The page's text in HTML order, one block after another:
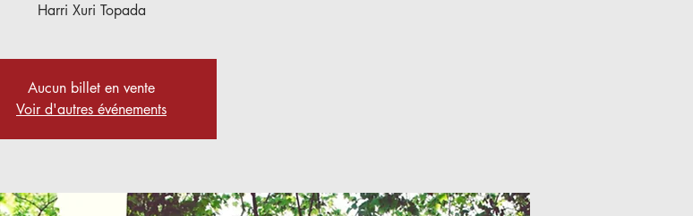
Harri Xuri Topada
Aucun billet en vente
Voir d'autres événements